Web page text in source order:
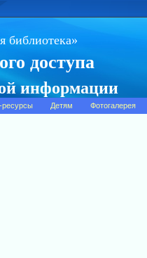
библиотека»
доступа
информации
ресурсы Детям Фотогалерея